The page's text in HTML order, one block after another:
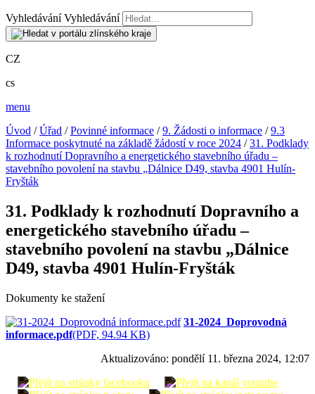
Vyhledávání Vyhledávání
CZ
cs
menu
Úvod /Úřad /Povinné informace /9. Žádosti o informace /9.3
Informace poskytnuté na základě žádostí v roce 2024 /31. Podklady
k rozhodnutí Dopravního a energetického stavebního úřadu –
stavebního povolení na stavbu „Dálnice D49, stavba 4901 Hulín-
Fryšták
31. Podklady k rozhodnutí Dopravního a
energetického stavebního úřadu –
stavebního povolení na stavbu „Dálnice
D49, stavba 4901 Hulín-Fryšták
Dokumenty ke stažení
31-2024_Doprovodná
informace.pdf(PDF, 94.94 KB)
Aktualizováno: pondělí 11. března 2024, 12:07